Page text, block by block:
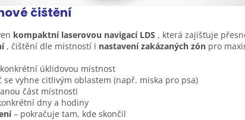
čištění
kompaktní laserovou navigací LDS , která zajišťuje
, čištění dle místností i nastavení zakázaných zón pro
úklidovou místnost
se vyhne citlivým oblastem (např. miska pro psa)
část místnosti
dny a hodiny
– pokračuje tam, kde skončil